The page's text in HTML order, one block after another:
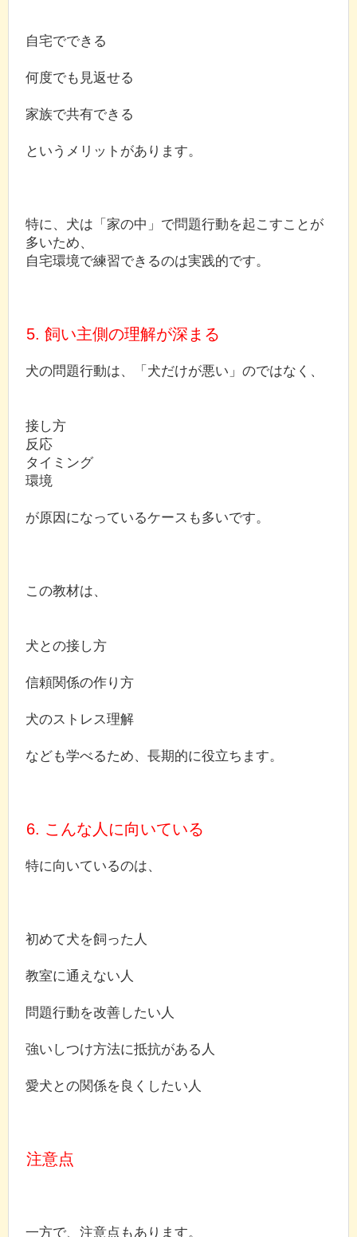
自宅でできる
何度でも見返せる
家族で共有できる
というメリットがあります。
特に、犬は「家の中」で問題行動を起こすことが
多いため、
自宅環境で練習できるのは実践的です。
5. 飼い主側の理解が深まる
犬の問題行動は、「犬だけが悪い」のではなく、
接し方
反応
タイミング
環境
が原因になっているケースも多いです。
この教材は、
犬との接し方
信頼関係の作り方
犬のストレス理解
なども学べるため、長期的に役立ちます。
6. こんな人に向いている
特に向いているのは、
初めて犬を飼った人
教室に通えない人
問題行動を改善したい人
強いしつけ方法に抵抗がある人
愛犬との関係を良くしたい人
注意点
一方で、注意点もあります。